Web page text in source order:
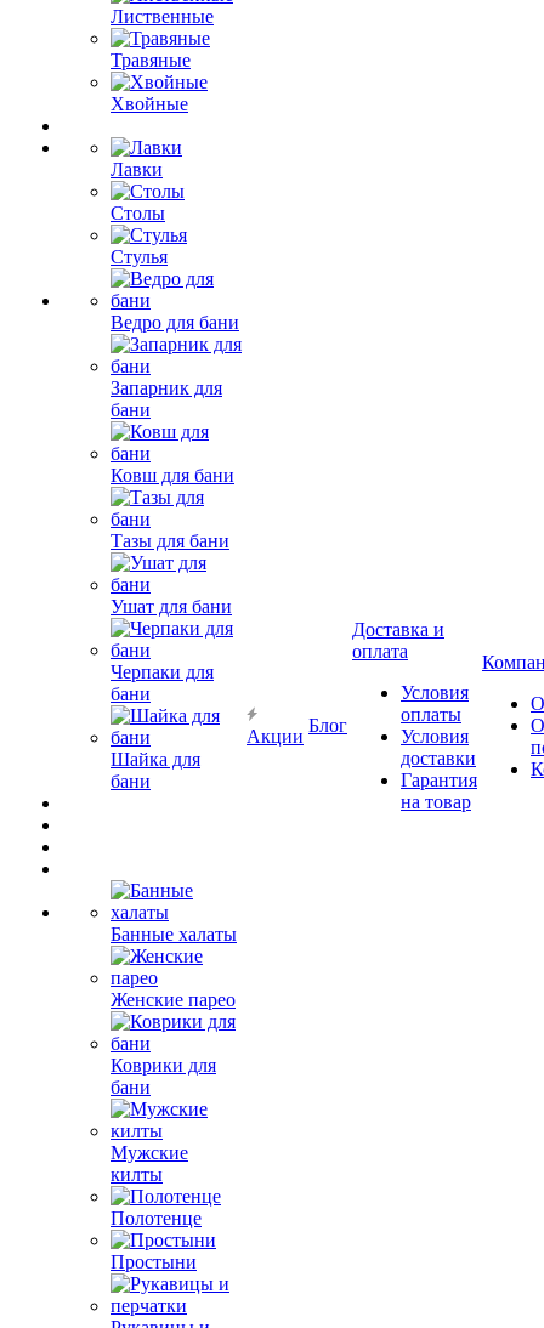
Лиственные
Травяные
Хвойные
Лавки
Столы
Стулья
Ведро для бани
Запарник для
бани
Ковш для бани
Тазы для бани
Ушат для бани
Черпаки для
бани
Шайка для
бани
Банные халаты
Женские парео
Коврики для
бани
Мужские
килты
Полотенце
Простыни
Акции
Блог
Доставка и
оплата
Условия
оплаты
Условия
доставки
Гарантия
на товар